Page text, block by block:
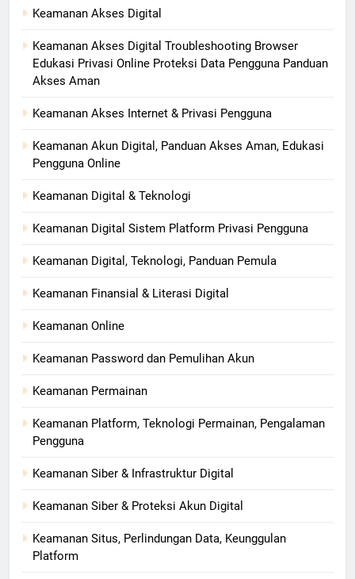
Keamanan Akses Digital
Keamanan Akses Digital Troubleshooting Browser
Edukasi Privasi Online Proteksi Data Pengguna Panduan
Akses Aman
Keamanan Akses Internet & Privasi Pengguna
Keamanan Akun Digital, Panduan Akses Aman, Edukasi
Pengguna Online
Keamanan Digital & Teknologi
Keamanan Digital Sistem Platform Privasi Pengguna
Keamanan Digital, Teknologi, Panduan Pemula
Keamanan Finansial & Literasi Digital
Keamanan Online
Keamanan Password dan Pemulihan Akun
Keamanan Permainan
Keamanan Platform, Teknologi Permainan, Pengalaman
Pengguna
Keamanan Siber & Infrastruktur Digital
Keamanan Siber & Proteksi Akun Digital
Keamanan Situs, Perlindungan Data, Keunggulan
Platform